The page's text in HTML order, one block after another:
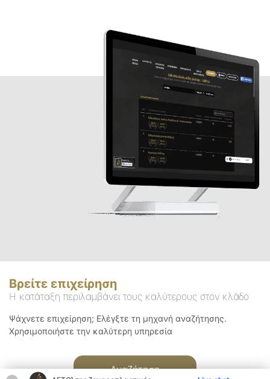
Βρείτε επιχείρηση
Η κατάταξη περιλαμβάνει τους καλύτερους στον κλάδο
Ψάχνετε επιχείρηση; Ελέγξτε τη μηχανή αναζήτησης.
Χρησιμοποιήστε την καλύτερη υπηρεσία
Αναζήτηση